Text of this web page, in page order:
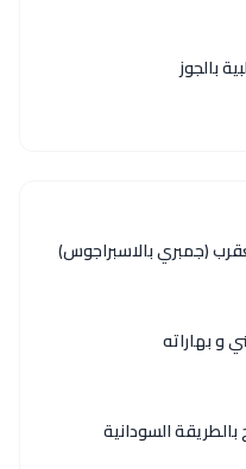
بالجوز
(جمبري بالاسبراجوس)
و بهاراته
السودانية